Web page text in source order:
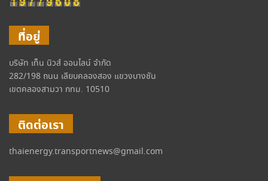
ที่อยู่
บริษัท เท็น นิวส์ ออนไลน์ จำกัด
282/198 ถนน เลียบคลองสอง แขวงบางชัน
เขตคลองสามวา กทม. 10510
ติดต่อเรา
thaienergy.transportnews@gmail.com